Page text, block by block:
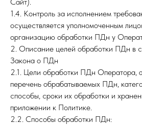
1.4. Контроль за исполнением
осуществляется уполномоченным
организацию обработки ПДн у
2. Описание целей обработки ПДн в
Закона о ПДн
2.1. Цели обработки ПДн Оператора,
перечень обрабатываемых ПДн,
способы, сроки их обработки и
приложении к Политике.
2.2. Способы обработки ПДн: